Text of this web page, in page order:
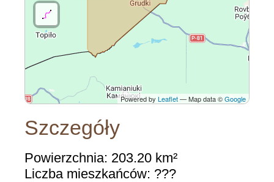
Powered by Leaflet— Map data ©Google
Szczegóły
Powierzchnia: 203.20 km²
Liczba mieszkańców: ???